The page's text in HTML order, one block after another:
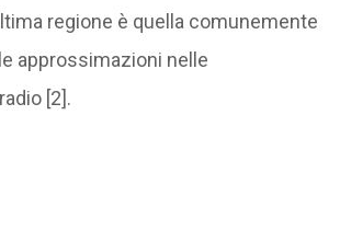
regione è quella comunemente
approssimazioni nelle
[2].